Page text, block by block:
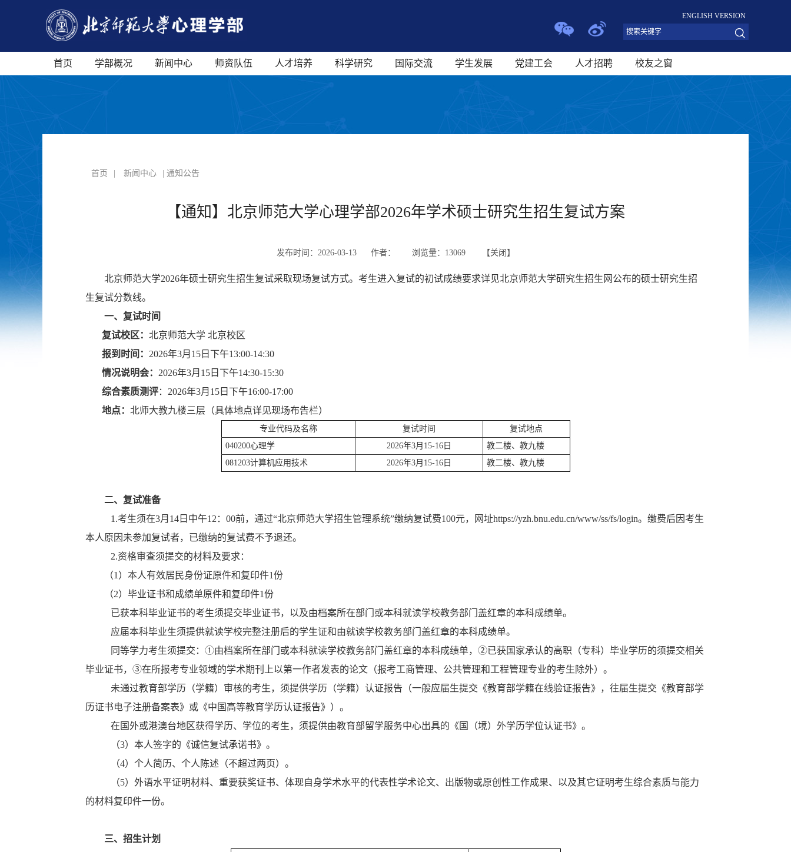
ENGLISH VERSION
首页 学部概况 新闻中心 师资队伍 人才培养 科学研究 国际交流 学生发展 党建工会 人才招聘 校友之窗
首页 新闻中心 | 通知公告
【通知】北京师范大学心理学部2026年学术硕士研究生招生复试方案
发布时间：2026-03-13 作者： 浏览量： 13069 【关闭 】
北京师范大学2026年硕士研究生招生复试采取现场复试方式。考生进入复试的初试成绩要求详见北京师范大学研究生招生网公布的硕士研究生招
生复试分数线。
一、复试时间
复试校区： 北京师范大学 北京校区
报到时间： 2026年3月15日下午13:00-14:30
情况说明会： 2026年3月15日下午14:30-15:30
综合素质测评：2026年3月15日下午16:00-17:00
地点： 北师大教九楼三层（具体地点详见现场布告栏）
专业代码及名称 复试时间
复试地点
040200心理学
2026年3月15-16日
教二楼、教九楼
081203计算机应用技术
2026年3月15-16日 教二楼、教九楼
二、复试准备
1.考生须在3月14日中午12：00前，通过“北京师范大学招生管理系统”缴纳复试费100元，网址https://yzh.bnu.edu.cn/www/ss/fs/login。缴费后因考生
本人原因未参加复试者，已缴纳的复试费不予退还。
2.资格审查须提交的材料及要求：
（1）本人有效居民身份证原件和复印件1份
（2）毕业证书和成绩单原件和复印件1份
已获本科毕业证书的考生须提交毕业证书，以及由档案所在部门或本科就读学校教务部门盖红章的本科成绩单。
应届本科毕业生须提供就读学校完整注册后的学生证和由就读学校教务部门盖红章的本科成绩单。
同等学力考生须提交：①由档案所在部门或本科就读学校教务部门盖红章的本科成绩单，②已获国家承认的高职（专科）毕业学历的须提交相关
毕业证书，③在所报考专业领域的学术期刊上以第一作者发表的论文（报考工商管理、公共管理和工程管理专业的考生除外）。
未通过教育部学历（学籍）审核的考生，须提供学历（学籍）认证报告（一般应届生提交《教育部学籍在线验证报告》，往届生提交《教育部学
历证书电子注册备案表》或《中国高等教育学历认证报告》）。
在国外或港澳台地区获得学历、学位的考生，须提供由教育部留学服务中心出具的《国（境）外学历学位认证书》。
（3）本人签字的《诚信复试承诺书》。
（4）个人简历、个人陈述（不超过两页）。
（5）外语水平证明材料、重要获奖证书、体现自身学术水平的代表性学术论文、出版物或原创性工作成果、以及其它证明考生综合素质与能力
的材料复印件一份。
三、招生计划